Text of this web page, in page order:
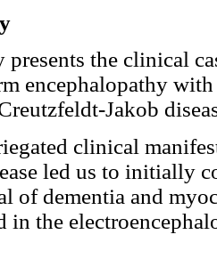
presents the clinical
encephalopathy
Jakob
clinical
led us to initially
of dementia and
in the